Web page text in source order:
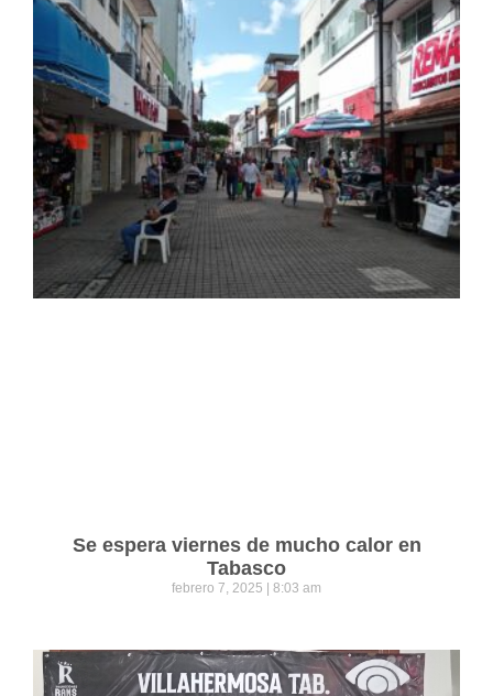
Se espera viernes de mucho calor en
Tabasco
febrero 7, 2025 8:03 am